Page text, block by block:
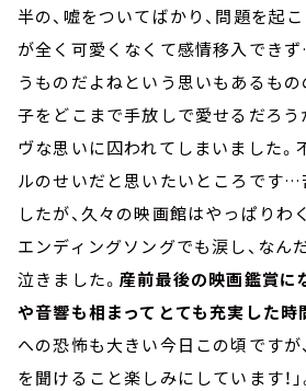
半の、嘘をついてばかり、問題を起
が全く可愛くなくて感情移入でき
うものだよねという思いもあるもの
子をどこまで手放しで愛せるだろう
ヴな思いに囚われてしまいました。
ルのせいだと思いたいところです…
したが、久々の映画館はやっぱりわ
エンディングソングでも涙し、なん
泣きました。産前最後の映画鑑賞に
や音響も相まってとても充実した時
への恐怖も大きい今日この頃ですが
を聞けること楽しみにしています！」